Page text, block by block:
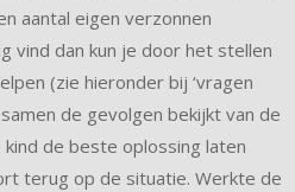
aantal eigen verzonnen
vind dan kun je door het stellen
(zie hieronder bij ‘vragen
de gevolgen bekijkt van de
kind de beste oplossing laten
terug op de situatie. Werkte de